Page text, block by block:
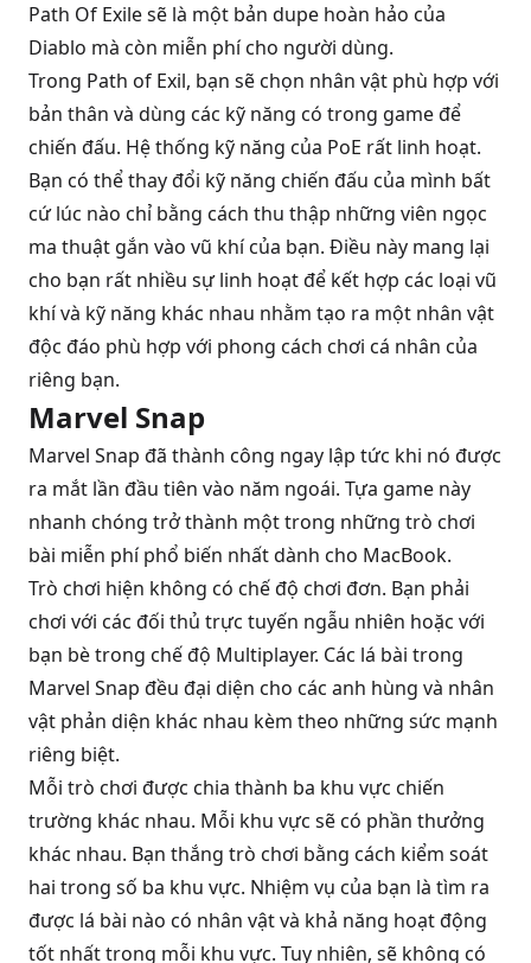
Path Of Exile sẽ là một bản dupe hoàn hảo của
Diablo mà còn miễn phí cho người dùng.
Trong Path of Exil, bạn sẽ chọn nhân vật phù hợp với
bản thân và dùng các kỹ năng có trong game để
chiến đấu. Hệ thống kỹ năng của PoE rất linh hoạt.
Bạn có thể thay đổi kỹ năng chiến đấu của mình bất
cứ lúc nào chỉ bằng cách thu thập những viên ngọc
ma thuật gắn vào vũ khí của bạn. Điều này mang lại
cho bạn rất nhiều sự linh hoạt để kết hợp các loại vũ
khí và kỹ năng khác nhau nhằm tạo ra một nhân vật
độc đáo phù hợp với phong cách chơi cá nhân của
riêng bạn.
Marvel Snap
Marvel Snap đã thành công ngay lập tức khi nó được
ra mắt lần đầu tiên vào năm ngoái. Tựa game này
nhanh chóng trở thành một trong những trò chơi
bài miễn phí phổ biến nhất dành cho MacBook.
Trò chơi hiện không có chế độ chơi đơn. Bạn phải
chơi với các đối thủ trực tuyến ngẫu nhiên hoặc với
bạn bè trong chế độ Multiplayer. Các lá bài trong
Marvel Snap đều đại diện cho các anh hùng và nhân
vật phản diện khác nhau kèm theo những sức mạnh
riêng biệt.
Mỗi trò chơi được chia thành ba khu vực chiến
trường khác nhau. Mỗi khu vực sẽ có phần thưởng
khác nhau. Bạn thắng trò chơi bằng cách kiểm soát
hai trong số ba khu vực. Nhiệm vụ của bạn là tìm ra
được lá bài nào có nhân vật và khả năng hoạt động
tốt nhất trong mỗi khu vực. Tuy nhiên, sẽ không có